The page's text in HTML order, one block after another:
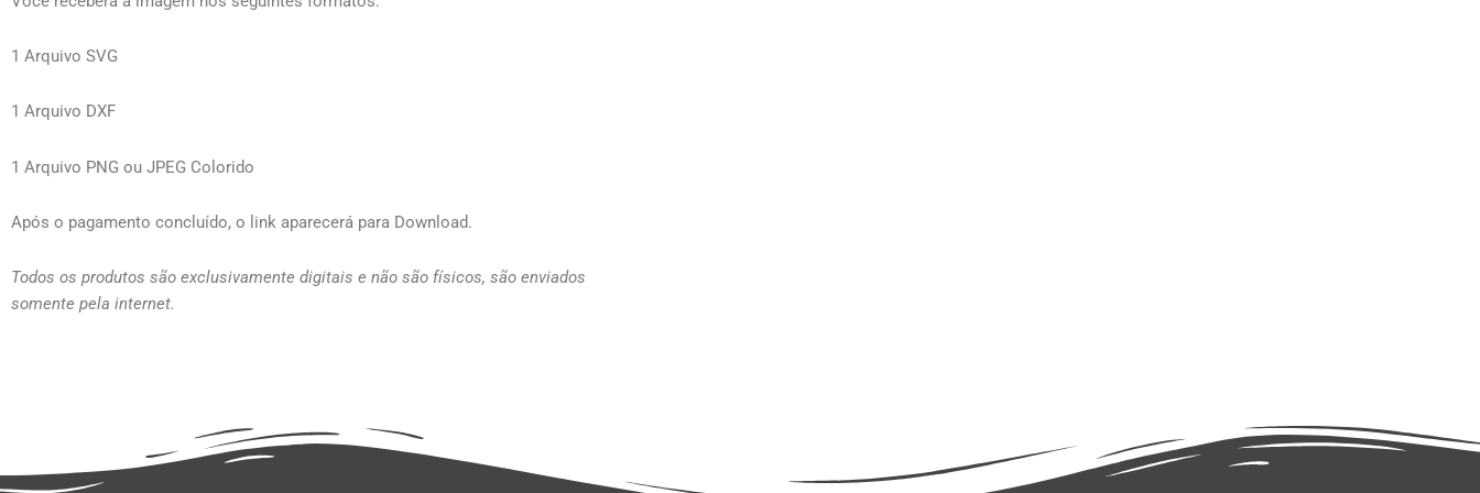
1 Arquivo SVG
1 Arquivo DXF
1 Arquivo PNG ou JPEG Colorido
Após o pagamento concluído, o link aparecerá para Download.
Todos os produtos são exclusivamente digitais e não são físicos, são enviados
somente pela internet.